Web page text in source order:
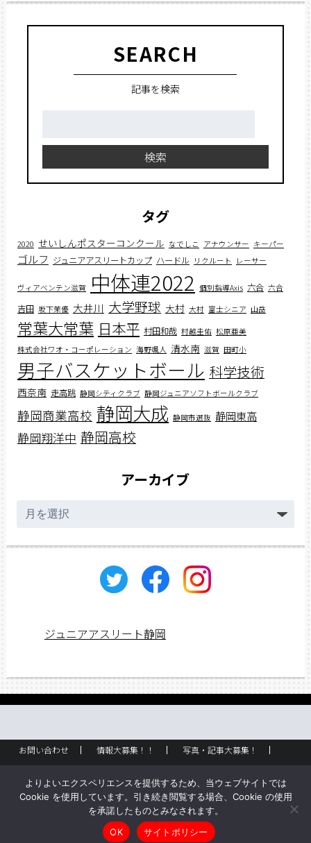
SEARCH
記事を検索
検索
タグ
2020 せいしんポスターコンクール なでしこ アナウンサー キーパー
ゴルフ ジュニアアスリートカップ ハードル リクルート レーサー
ヴィアベンテン滋賀 中体連2022 個別指導Axis 六合 六合
吉田 坂下茉優 大井川 大学野球 大村 大村 富士シニア 山岳
常葉大常葉 日本平 村田和哉 村越圭佑 松原亜美
株式会社ワオ・コーポレーション 海野颯人 清水南 滋賀 田町小
男子バスケットボール 科学技術
西奈南 走高跳 静岡シティクラブ 静岡ジュニアソフトボールクラブ
静岡商業高校 静岡大成 静岡市選抜 静岡東高
静岡翔洋中 静岡高校
アーカイブ
ー
ジュニアアスリート静岡
お問い合わせ 情報大募集！！
写真・記事大募集！
企業情報
創刊のご挨拶 サイトポリシー
Copyright © ジュニアアスリート静岡 All rights reserved.
よりよいエクスペリエンスを提供するため、当ウェブサイトでは
Cookie を使用しています。引き続き閲覧する場合、Cookie の使用
を承諾したものとみなされます。
OK
サイトポリシー